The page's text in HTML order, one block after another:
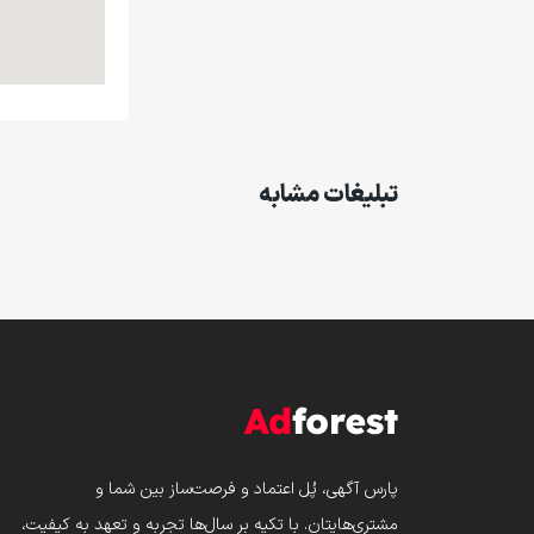
تبلیغات مشابه
پارس‌ آگهی، پُل اعتماد و فرصت‌ساز بین شما و
مشتری‌هایتان. با تکیه بر سال‌ها تجربه و تعهد به کیفیت،